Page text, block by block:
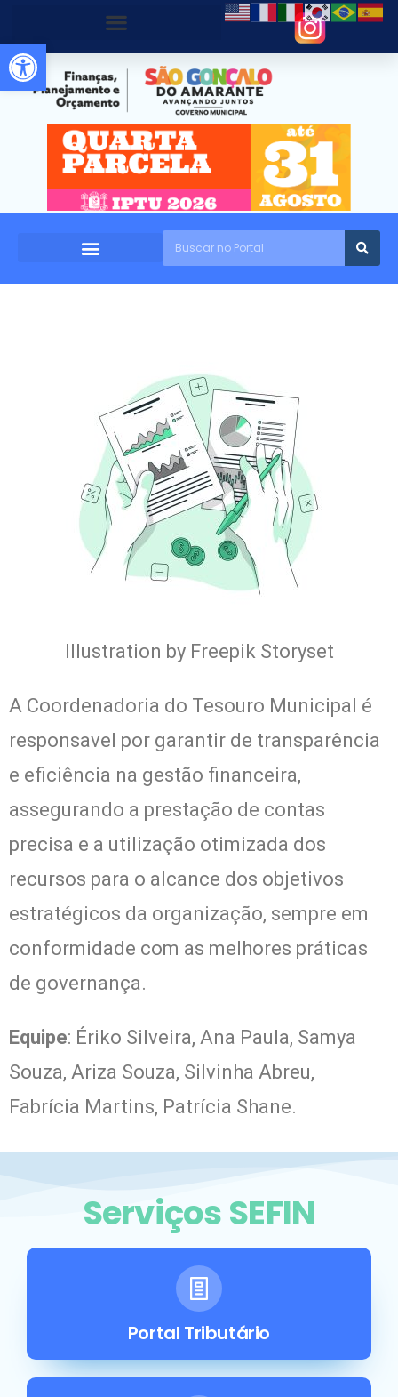
Abrir a barra de ferramentas
Illustration by Freepik Storyset
A Coordenadoria do Tesouro Municipal é
responsavel por garantir de transparência
e eficiência na gestão financeira,
assegurando a prestação de contas
precisa e a utilização otimizada dos
recursos para o alcance dos objetivos
estratégicos da organização, sempre em
conformidade com as melhores práticas
de governança.
Equipe: Ériko Silveira, Ana Paula, Samya
Souza, Ariza Souza, Silvinha Abreu,
Fabrícia Martins, Patrícia Shane.
Serviços SEFIN
Portal Tributário